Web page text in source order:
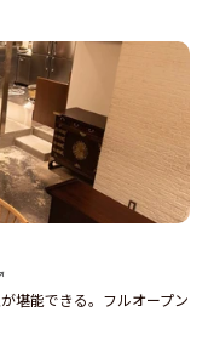
堪能できる。フルオープン